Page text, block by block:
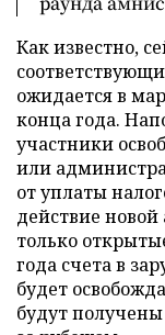
Как известно,
ожидается в
конца года.
участники
или
от уплаты
действие
только
года счета в
будет
будут